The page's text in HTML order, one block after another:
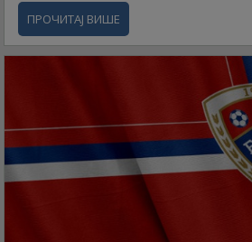
ПРОЧИТАЈ ВИШЕ